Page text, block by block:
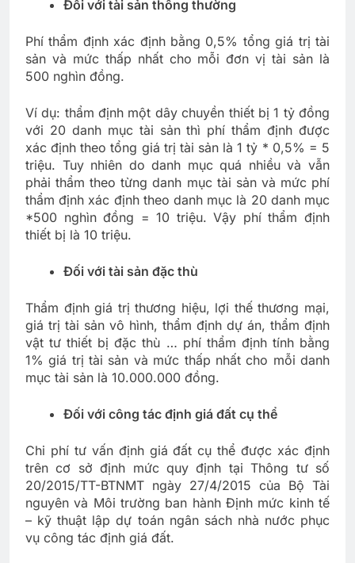
Đối với tài sản thông thường
Phí thẩm định xác định bằng 0,5% tổng giá trị tài
sản và mức thấp nhất cho mỗi đơn vị tài sản là
500 nghìn đồng.
Ví dụ: thẩm định một dây chuyền thiết bị 1 tỷ đồng
với 20 danh mục tài sản thì phí thẩm định được
xác định theo tổng giá trị tài sản là 1 tỷ * 0,5% = 5
triệu. Tuy nhiên do danh mục quá nhiều và vẫn
phải thẩm theo từng danh mục tài sản và mức phí
thẩm định xác định theo danh mục là 20 danh mục
*500 nghìn đồng = 10 triệu. Vậy phí thẩm định
thiết bị là 10 triệu.
Đối với tài sản đặc thù
Thẩm định giá trị thương hiệu, lợi thế thương mại,
giá trị tài sản vô hình, thẩm định dự án, thẩm định
vật tư thiết bị đặc thù … phí thẩm định tính bằng
1% giá trị tài sản và mức thấp nhất cho mỗi danh
mục tài sản là 10.000.000 đồng.
Đối với công tác định giá đất cụ thể
Chi phí tư vấn định giá đất cụ thể được xác định
trên cơ sở định mức quy định tại Thông tư số
20/2015/TT-BTNMT ngày 27/4/2015 của Bộ Tài
nguyên và Môi trường ban hành Định mức kinh tế
– kỹ thuật lập dự toán ngân sách nhà nước phục
vụ công tác định giá đất.